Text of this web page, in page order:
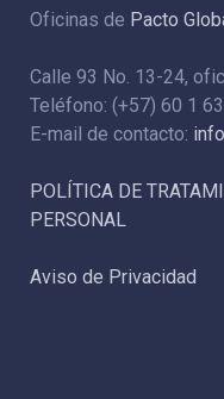
Oficinas de Pacto
Calle 93 No. 13-24,
Teléfono: (+57) 60 1
E-mail de contacto:
POLÍTICA DE
PERSONAL
Aviso de Privacidad